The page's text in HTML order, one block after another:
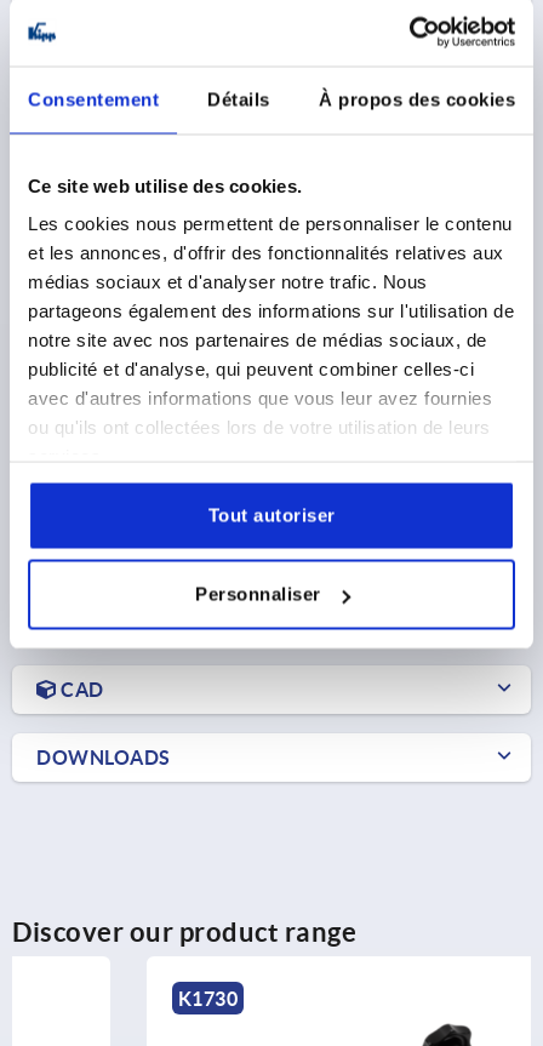
Consentement Détails À propos des cookies
Ce site web utilise des cookies.
Les cookies nous permettent de personnaliser le contenu
et les annonces, d'offrir des fonctionnalités relatives aux
médias sociaux et d'analyser notre trafic. Nous
partageons également des informations sur l'utilisation de
notre site avec nos partenaires de médias sociaux, de
publicité et d'analyse, qui peuvent combiner celles-ci
avec d'autres informations que vous leur avez fournies
ou qu'ils ont collectées lors de votre utilisation de leurs
Tout autoriser
Personnaliser
K1109
QUARTER-TURN LOCK, SINGLE-KEY SYSTEM, H=18,
D=32, STAINLESS STEEL 1.4301
ACTUATION=LOCKABLE T-GRIP
KEY WIDTH=27
HEIGHT=18
FORM=B
Order number: K1109.2186
58,91 €
PRODUCT DETAILS
CAD
DOWNLOADS
Discover our product range